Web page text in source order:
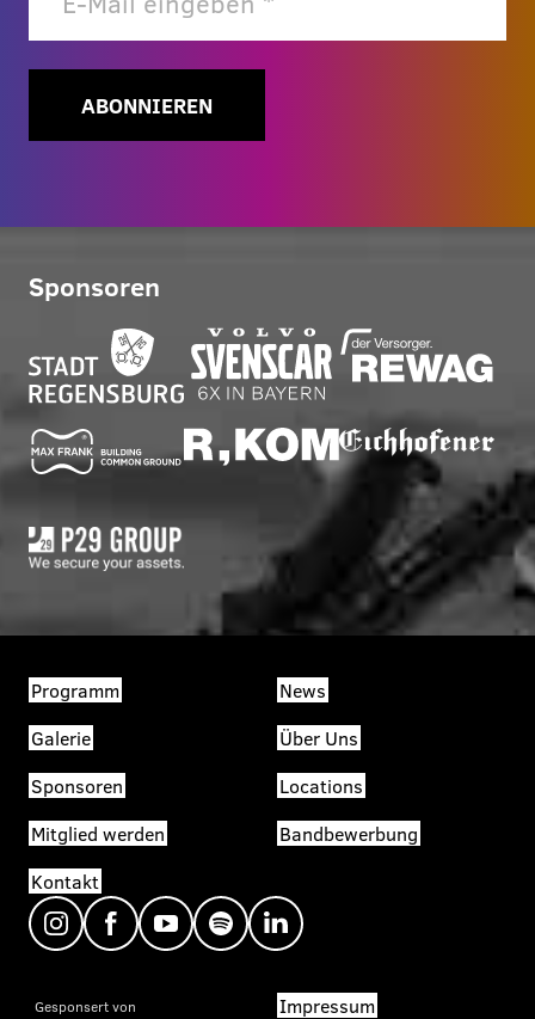
ABONNIEREN
Sponsoren
Programm
News
Galerie
Über Uns
Sponsoren
Locations
Mitglied werden
Bandbewerbung
Kontakt
Gesponsert von Impressum